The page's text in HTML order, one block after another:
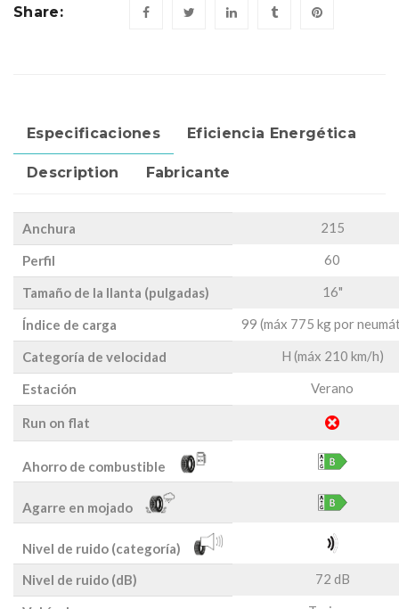
Share:
Especificaciones Eficiencia Energética
Description Fabricante
Anchura 215
Perfil 60
Tamaño de la llanta (pulgadas) 16"
Índice de carga 99 (máx 775 kg por
Categoría de velocidad H (máx 210 km/h)
Estación Verano
Run on flat
Ahorro de combustible
Agarre en mojado
Nivel de ruido (categoría)
Nivel de ruido (dB)
72 dB